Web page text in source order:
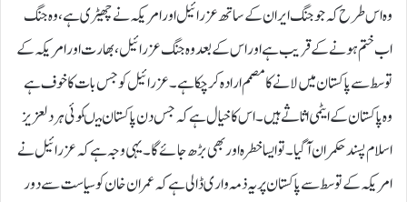
وہ اس طرح کہ جو جنگ ایران کے ساتھ عزرائیل اور امریکہ نے چھیڑی ہے، وہ جنگ
اب ختم ہونے کے قریب ہے اور اس کے بعد وہ جنگ عزرائیل ، بھارت اور امریکہ کے
توسط سے پاکستان میں لانے کا مصمم ارادہ کر چکا ہے۔عزرائیل کو جس بات کا خوف ہے
وہ پاکستان کے ایٹمی اثاثے ہیں۔ اس کاخیال ہے کہ جس دن پاکستان میںکوئی ہر دلعزیز
اسلام پسند حکمران آ گیا۔ تو ایسا خطرہ اور بھی بڑھ جائے گا۔یہی وجہ ہے کہ عزرائیل نے
امریکہ کے توسط سے پاکستان پر یہ ذمہ واری ڈالی ہے کہ عمران خان کو سیاست سے دور